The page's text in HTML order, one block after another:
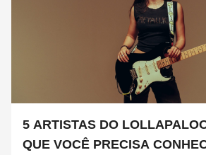
5 ARTISTAS DO
QUE VOCÊ PRECISA